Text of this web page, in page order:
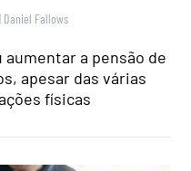
| Daniel Fallows
a pensão de
apesar das várias
físicas